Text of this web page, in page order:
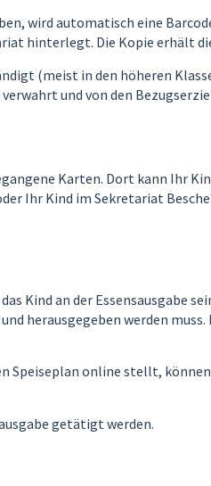
wird automatisch eine
hinterlegt. Die Kopie erhält
(meist in den höheren
und von den
Karten. Dort kann Ihr
Ihr Kind im Sekretariat
Kind an der Essensausgabe
herausgegeben werden
Speiseplan online stellt, können
getätigt werden.